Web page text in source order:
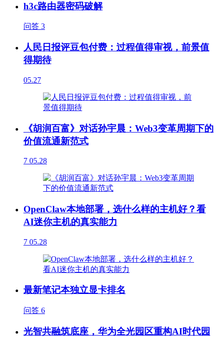
h3c路由器密码破解
问答 3
人民日报评豆包付费：过程值得审视，前景值
得期待
05.27
《胡润百富》对话孙宇晨：Web3变革周期下的
价值流通新范式
7 05.28
OpenClaw本地部署，选什么样的主机好？看
AI迷你主机的真实能力
7 05.28
最新笔记本独立显卡排名
问答 6
光智共融筑底座，华为全光园区重构AI时代园